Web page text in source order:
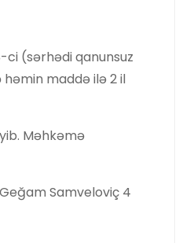
ci (sərhədi qanunsuz
maddə ilə 2 il
Məhkəmə
Samveloviç 4